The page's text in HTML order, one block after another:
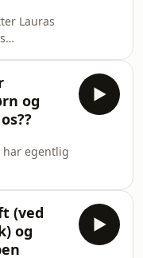
Som
luftet
vi forbi
Lauras
noget
svare på,
sig om at
har
i øvrigt
et nyt s
og
har egentlig
slut
om Grev
(ved
og